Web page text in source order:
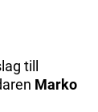
till
Marko